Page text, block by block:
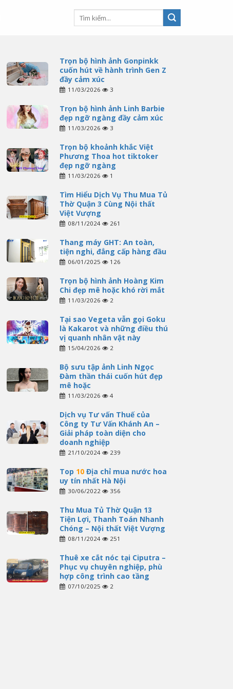
Trọn bộ hình ảnh Gonpinkk
cuốn hút về hành trình Gen Z
đầy cảm xúc
11/03/2026 3
Trọn bộ hình ảnh Linh Barbie
đẹp ngỡ ngàng đầy cảm xúc
11/03/2026 3
Trọn bộ khoảnh khắc Việt
Phương Thoa hot tiktoker
đẹp ngỡ ngàng
11/03/2026 1
Tìm Hiểu Dịch Vụ Thu Mua Tủ
Thờ Quận 3 Cùng Nội thất
Việt Vượng
08/11/2024 261
Thang máy GHT: An toàn,
tiện nghi, đẳng cấp hàng đầu
06/01/2025 126
Trọn bộ hình ảnh Hoàng Kim
Chi đẹp mê hoặc khó rời mắt
11/03/2026 2
Tại sao Vegeta vẫn gọi Goku
là Kakarot và những điều thú
vị quanh nhân vật này
15/04/2026 2
Bộ sưu tập ảnh Linh Ngọc
Đàm thần thái cuốn hút đẹp
mê hoặc
11/03/2026 4
Dịch vụ Tư vấn Thuế của
Công ty Tư Vấn Khánh An –
Giải pháp toàn diện cho
doanh nghiệp
21/10/2024 239
Top 10Địa chỉ mua nước hoa
uy tín nhất Hà Nội
30/06/2022 356
Thu Mua Tủ Thờ Quận 13
Tiện Lợi, Thanh Toán Nhanh
Chóng – Nội thất Việt Vượng
08/11/2024 251
Thuê xe cắt nóc tại Ciputra –
Phục vụ chuyên nghiệp, phù
hợp công trình cao tầng
07/10/2025 2